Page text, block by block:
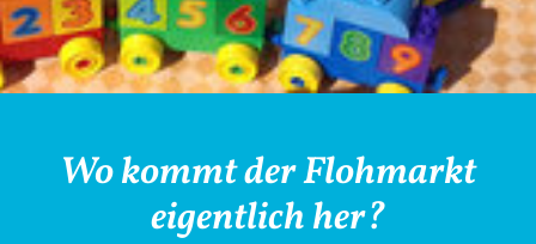
Wo kommt der Flohmarkt
eigentlich her?